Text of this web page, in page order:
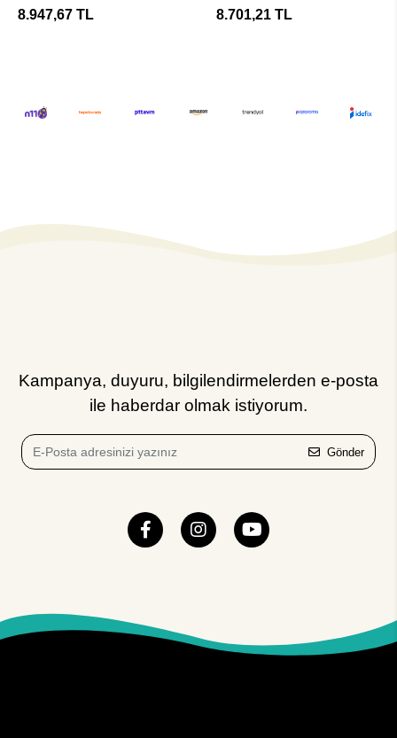
8.947,67 TL 8.701,21 TL
Kampanya, duyuru, bilgilendirmelerden e-posta
ile haberdar olmak istiyorum.
Gönder